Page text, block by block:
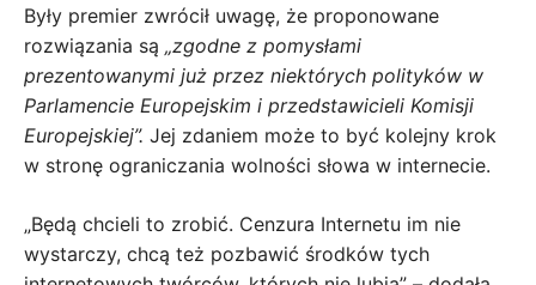
Były premier zwrócił uwagę, że proponowane
rozwiązania są „zgodne z pomysłami
prezentowanymi już przez niektórych polityków w
Parlamencie Europejskim i przedstawicieli Komisji
Europejskiej”. Jej zdaniem może to być kolejny krok
w stronę ograniczania wolności słowa w internecie.
„Będą chcieli to zrobić. Cenzura Internetu im nie
wystarczy, chcą też pozbawić środków tych